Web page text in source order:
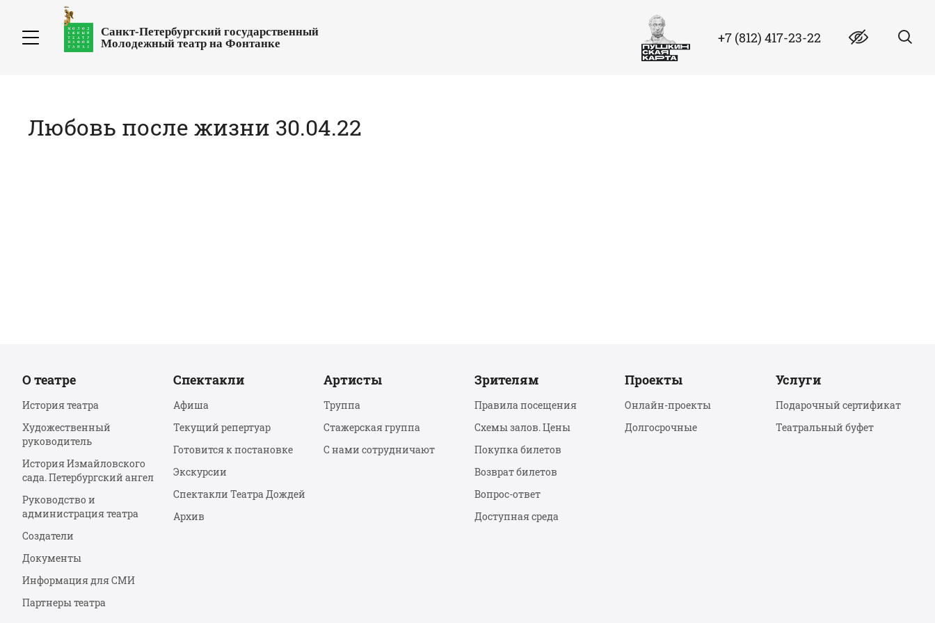
Санкт-Петербургский государственный
Молодежный театр на Фонтанке
+7 (812) 417-23-22
Любовь после жизни 30.04.22
О театре
История театра
Художественный
руководитель
История Измайловского
сада. Петербургский ангел
Руководство и
администрация театра
Создатели
Документы
Информация для СМИ
Партнеры театра
Спектакли
Афиша
Текущий репертуар
Готовится к постановке
Экскурсии
Спектакли Театра Дождей
Архив
Артисты
Труппа
Стажерская группа
С нами сотрудничают
Зрителям
Правила посещения
Схемы залов. Цены
Покупка билетов
Возврат билетов
Вопрос-ответ
Доступная среда
Проекты
Онлайн-проекты
Долгосрочные
Услуги
Подарочный сертификат
Театральный буфет